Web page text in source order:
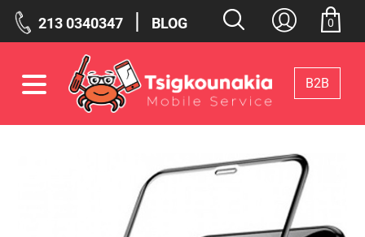
213 0340347 | BLOG
Β2Β
0
Επιλεγμένα Φίλτρα